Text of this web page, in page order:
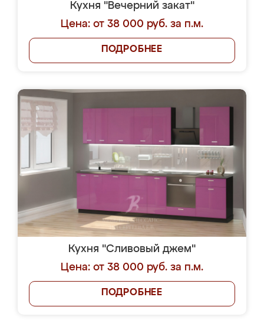
Кухня "Вечерний закат"
Цена: от 38 000 руб. за п.м.
ПОДРОБНЕЕ
Кухня "Сливовый джем"
Цена: от 38 000 руб. за п.м.
ПОДРОБНЕЕ